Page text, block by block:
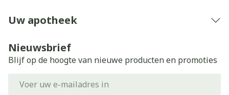
Uw apotheek
Nieuwsbrief
Blijf op de hoogte van nieuwe producten en promoties